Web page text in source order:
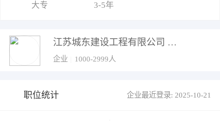
大专 3-5年
江苏城东建设工程有限公司
企业 1000-2999人
职位统计 企业最近登录: 2025-10-21